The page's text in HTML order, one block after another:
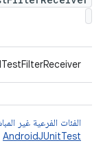
الفئات الفرعية غير
AndroidJUnitTest